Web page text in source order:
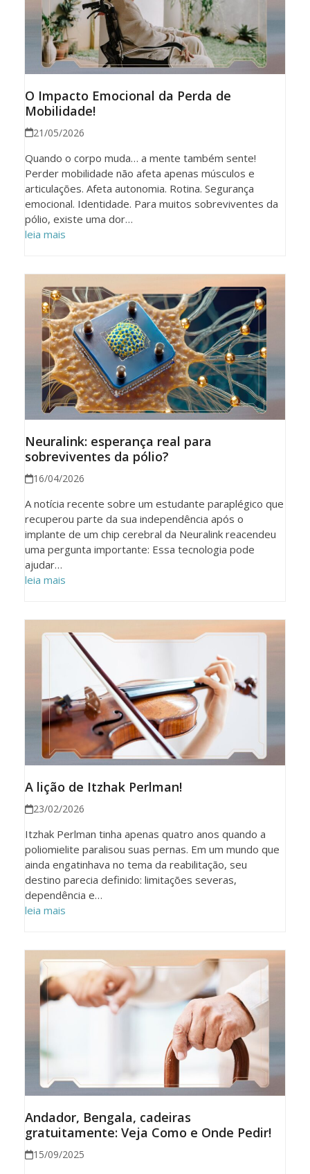
O Impacto Emocional da Perda de
Mobilidade!
21/05/2026
Quando o corpo muda… a mente também sente!
Perder mobilidade não afeta apenas músculos e
articulações. Afeta autonomia. Rotina. Segurança
emocional. Identidade. Para muitos sobreviventes da
pólio, existe uma dor…
leia mais
Neuralink: esperança real para
sobreviventes da pólio?
16/04/2026
A notícia recente sobre um estudante paraplégico que
recuperou parte da sua independência após o
implante de um chip cerebral da Neuralink reacendeu
uma pergunta importante: Essa tecnologia pode
ajudar…
leia mais
A lição de Itzhak Perlman!
23/02/2026
Itzhak Perlman tinha apenas quatro anos quando a
poliomielite paralisou suas pernas. Em um mundo que
ainda engatinhava no tema da reabilitação, seu
destino parecia definido: limitações severas,
dependência e…
leia mais
Andador, Bengala, cadeiras
gratuitamente: Veja Como e Onde Pedir!
15/09/2025